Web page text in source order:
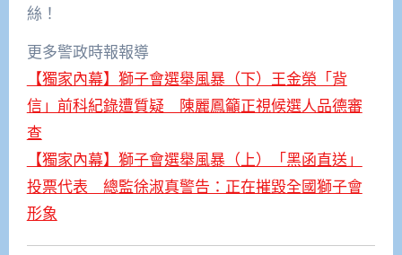
絲！
更多警政時報報導
【獨家內幕】獅子會選舉風暴（下）王金榮「背
信」前科紀錄遭質疑 陳麗鳳籲正視候選人品德審
查
【獨家內幕】獅子會選舉風暴（上）「黑函直送」
投票代表 總監徐淑真警告：正在摧毀全國獅子會
形象